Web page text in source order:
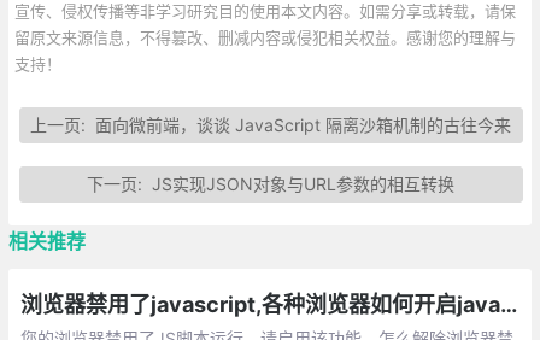
宣传、侵权传播等非学习研究目的使用本文内容。如需分享或转载，请保
留原文来源信息，不得篡改、删减内容或侵犯相关权益。感谢您的理解与
支持！
上一页:面向微前端，谈谈 JavaScript 隔离沙箱机制的古往今来
下一页:JS实现JSON对象与URL参数的相互转换
相关推荐
浏览器禁用了javascript,各种浏览器如何开启javascript的方法总汇